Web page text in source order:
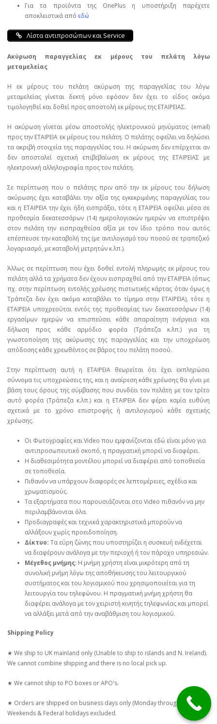
Για τα προϊόντα της OnePlus η υποστήριξη παρέχετε
αποκλειστικά από εδώ
Λίστα αντιπροσώπων και Service
Ακύρωση παραγγελίας εκ μέρους του πελάτη λόγω
μεταμελείας
Η εκ μέρους του πελάτη ακύρωση της παραγγελίας του λόγω
μεταμελείας γίνεται δεκτή μόνο εφόσον δεν έχει το είδος ακόμα
τιμολογηθεί και δοθεί προς αποστολή εκ μέρους της ΕΤΑΙΡΕΙΑΣ.
Η ακύρωση γίνεται μέσω αποστολής ηλεκτρονικού μηνύματος (email)
προς την ΕΤΑΙΡΕΙΑ εκ μέρους του πελάτη. Ο πελάτης οφείλει να δηλώσει
τα ακριβή στοιχεία της παραγγελίας του. Η ακύρωση δεν επέρχεται αν
δεν αποσταλεί σχετική επιβεβαίωση εκ μέρους της ΕΤΑΙΡΕΙΑΣ με
ηλεκτρονική αλληλογραφία προς τον πελάτη.
Σε περίπτωση που ο πελάτης πριν από την εκ μέρους του δήλωση
ακύρωσης έχει καταβάλει την αξία της εγκεκριμένης παραγγελίας του
και η ΕΤΑΙΡΕΙΑ την έχει ήδη εισπράξει, τότε η ΕΤΑΙΡΕΙΑ οφείλει μέσα σε
προθεσμία δεκατεσσάρων (14) ημερολογιακών ημερών να επιστρέψει
στον πελάτη την εισπραχθείσα αξία με τον ίδιο τρόπο που αυτός
επέσπευσε την καταβολή της (με αντιλογισμό του ποσού σε τραπεζικό
λογαριασμό, με καταβολή μετρητών κ.λπ.).
Άλλως σε περίπτωση που έχει δοθεί εντολή πληρωμής εκ μέρους του
πελάτη αλλά τα χρήματα δεν έχουν εισπραχθεί από την ΕΤΑΙΡΕΙΑ (όπως
πχ. στην περίπτωση εντολής χρέωσης πιστωτικής κάρτας όταν όμως η
Τράπεζα δεν έχει ακόμα καταβάλει το τίμημα στην ΕΤΑΙΡΕΙΑ), τότε η
ΕΤΑΙΡΕΙΑ υποχρεούται εντός της προθεσμίας των δεκατεσσάρων (14)
εργασίμων ημερών να επισπεύσει κάθε απαραίτητη ενέργεια και
δήλωση προς κάθε αρμόδιο φορέα (Τράπεζα κ.λπ.) για τη
γνωστοποίηση της ακύρωσης της παραγγελίας και την υποχρέωση
απόδοσης κάθε χρεωθέντος σε βάρος του πελάτη ποσού.
Στην περίπτωση αυτή η ΕΤΑΙΡΕΙΑ θεωρείται ότι έχει εκπληρώσει
σύννομα τις υποχρεώσεις της, και η αναίρεση κάθε χρέωσης θα γίνει με
βάση τους όρους της σύμβασης που συνδέει τον πελάτη με τον τρίτο
αυτό φορέα (Τράπεζα κ.λπ.) και η ΕΤΑΙΡΕΙΑ δεν φέρει καμία ευθύνη
σχετικά με το χρόνο επιστροφής ή αντιλογισμού κάθε σχετικής
χρέωσης.
Οι Φωτογραφίες και Video που εμφανίζονται εδώ είναι μόνο για
αντιπροσωπευτικό σκοπό, η πραγματική μπορεί να διαφέρει.
Η διαθεσιμότητα μοντέλου μπορεί να διαφέρει από τοποθεσία
σε τοποθεσία.
Πιθανόν να υπάρχουν διαφορές σε λεπτομέρειες, σχέδια και
χρωματισμούς.
Τα εξαρτήματα που παρουσιάζονται στο Video πιθανόν να μην
περιλαμβάνονται όλα.
Προδιαγραφές και τεχνικά χαρακτηριστικά μπορούν να
αλλάξουν χωρίς προειδοποίηση.
Δίκτυο: Τα εύρη ζώνης που υποστηρίζει η συσκευή ενδέχεται
να διαφέρουν ανάλογα με την περιοχή ή τον πάροχο υπηρεσιών.
Μέγεθος μνήμης: Η μνήμη χρήστη είναι μικρότερη από τη
συνολική μνήμη λόγω της αποθήκευσης του λειτουργικού
συστήματος και του λογισμικού που χρησιμοποιείται για τη
λειτουργία του τηλεφώνου. Η πραγματική μνήμη χρήστη θα
διαφέρει ανάλογα με τον χειριστή κινητής τηλεφωνίας και μπορεί
να αλλάξει μετά από την αναβάθμιση του λογισμικού.
Shipping Policy
★ We ship to UK mainland only (Unable to ship to islands and N. Ireland).
We cannot combine shipping and there is no local pick up.
★ We cannot ship to PO boxes or APO's.
★ Orders are shipped on business days only (Monday through Friday)
Weekends & Federal holidays excluded.